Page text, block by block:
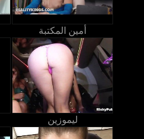
أمين المكتبة
ليموزين